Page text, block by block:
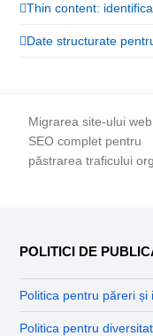
Thin content:
Date structurate
previous
post:
Migrarea site-ului
SEO complet pentru
păstrarea traficului
POLITICI DE
Politica pentru păreri și
Politica pentru